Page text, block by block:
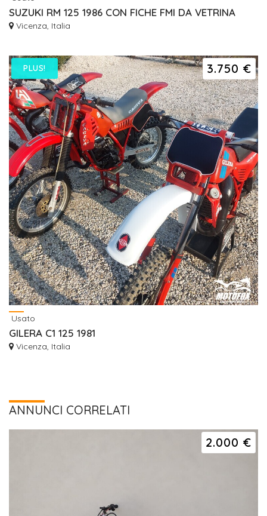
SUZUKI RM 125 1986 CON FICHE FMI DA VETRINA
Vicenza, Italia
3.750 €
PLUS!
Usato
GILERA C1 125 1981
Vicenza, Italia
ANNUNCI CORRELATI
2.000 €